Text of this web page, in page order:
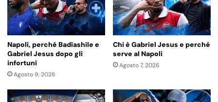
Napoli, perché Badiashile e
Gabriel Jesus dopo gli
infortuni
Agosto 9, 2026
Chi è Gabriel Jesus e perché
serve al Napoli
Agosto 7, 2026